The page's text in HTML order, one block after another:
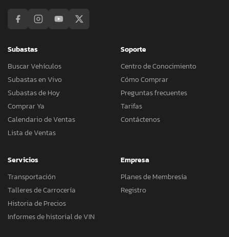
Subastas
Buscar Vehículos
Subastas en Vivo
Subastas de Hoy
Comprar Ya
Calendario de Ventas
Lista de Ventas
Soporte
Centro de Conocimiento
Cómo Comprar
Preguntas frecuentes
Tarifas
Contáctenos
Servicios
Transportación
Talleres de Carrocería
Historia de Precios
Informes de historial de VIN
Empresa
Planes de Membresía
Registro